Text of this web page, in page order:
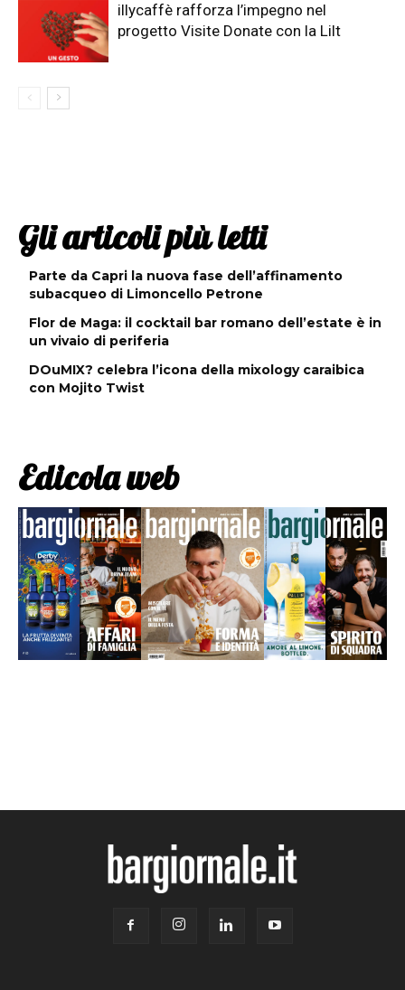
illycaffè rafforza l’impegno nel
progetto Visite Donate con la Lilt
Gli articoli più letti
Parte da Capri la nuova fase dell’affinamento
subacqueo di Limoncello Petrone
Flor de Maga: il cocktail bar romano dell’estate è in
un vivaio di periferia
DOuMIX? celebra l’icona della mixology caraibica
con Mojito Twist
Edicola web